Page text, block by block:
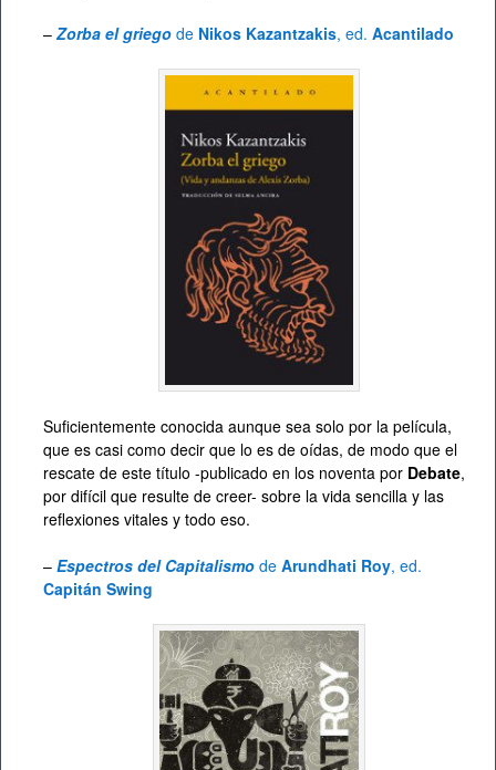
– Zorba el griego de Nikos Kazantzakis, ed. Acantilado
Suficientemente conocida aunque sea solo por la película,
que es casi como decir que lo es de oídas, de modo que el
rescate de este título -publicado en los noventa por Debate,
por difícil que resulte de creer- sobre la vida sencilla y las
reflexiones vitales y todo eso.
– Espectros del Capitalismo de Arundhati Roy, ed.
Capitán Swing